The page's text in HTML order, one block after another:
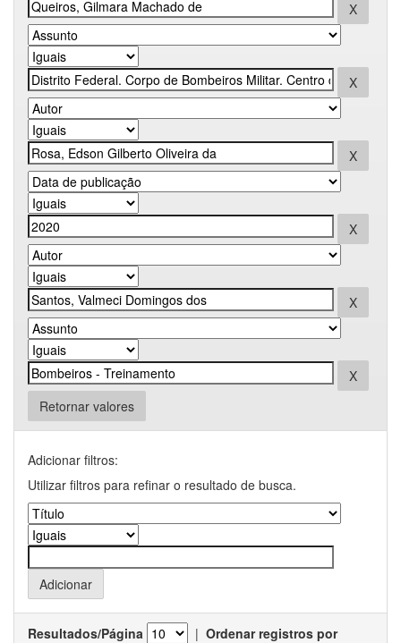
Retornar valores
Adicionar filtros:
Utilizar filtros para refinar o resultado de busca.
Resultados/Página | Ordenar registros por